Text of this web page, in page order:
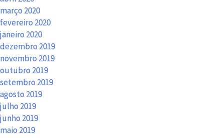
março 2020
fevereiro 2020
janeiro 2020
dezembro 2019
novembro 2019
outubro 2019
setembro 2019
agosto 2019
julho 2019
junho 2019
maio 2019